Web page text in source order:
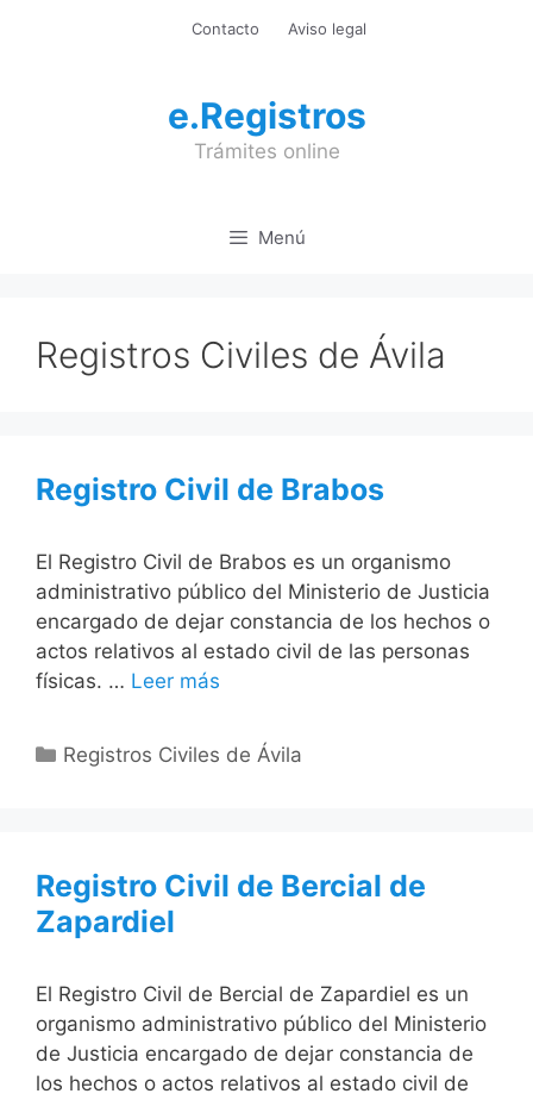
Contacto Aviso legal
e.Registros
Trámites online
Menú
Registros Civiles de Ávila
Registro Civil de Brabos
El Registro Civil de Brabos es un organismo
administrativo público del Ministerio de Justicia
encargado de dejar constancia de los hechos o
actos relativos al estado civil de las personas
físicas. … Leer más
Categorías
Registros Civiles de Ávila
Registro Civil de Bercial de
Zapardiel
El Registro Civil de Bercial de Zapardiel es un
organismo administrativo público del Ministerio
de Justicia encargado de dejar constancia de
los hechos o actos relativos al estado civil de